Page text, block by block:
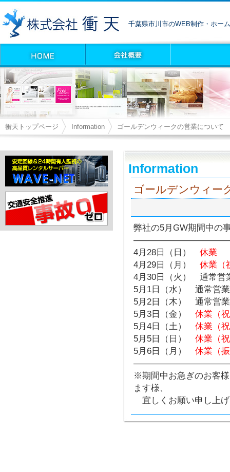
千葉県市川市のWEB制作・ホー
衝天トップページ Information ゴールデンウィークの営業について
Information
ゴールデンウィー
弊社の5月GW期間中の
4月28日（日） 休業
4月29日（月） 休業（
4月30日（火） 通常営
5月1日（水） 通常営業
5月2日（木） 通常営業
5月3日（金） 休業（
5月4日（土） 休業（
5月5日（日） 休業（
5月6日（月） 休業（
※期間中お急ぎのお客
ます様、
宜しくお願い申し上